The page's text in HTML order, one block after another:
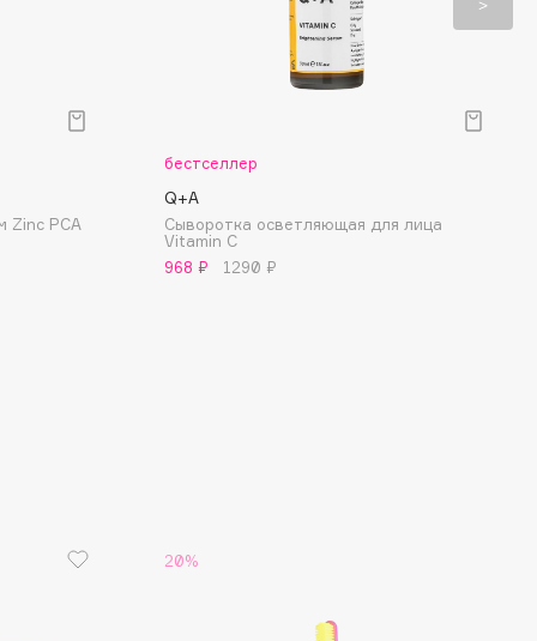
Zinc PCA
бестселлер
Q+A
Сыворотка осветляющая для лица
Vitamin C
968 ₽
1290 ₽
20%